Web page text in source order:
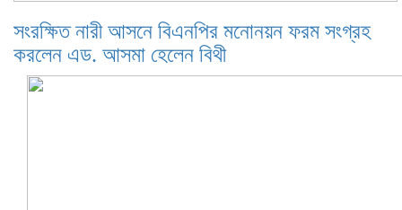
সংরক্ষিত নারী আসনে বিএনপির মনোনয়ন ফরম সংগ্রহ
করলেন এড. আসমা হেলেন বিথী